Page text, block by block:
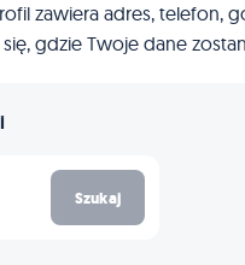
zawiera adres, telefon,
gdzie Twoje dane
Szukaj